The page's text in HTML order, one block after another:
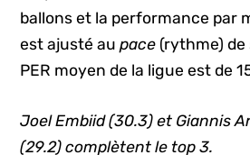
ballons et la performance par
est ajusté aupace (rythme) de
PER moyen de la ligue est de
Joel Embiid (30.3) et Giannis
(29.2) complètent le top 3.